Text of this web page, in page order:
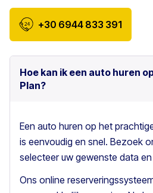
+30 6944 833 391
Hoe kan ik een auto huren
Plan?
Een auto huren op het
is eenvoudig en snel. Bezoek
selecteer uw gewenste data
Ons online